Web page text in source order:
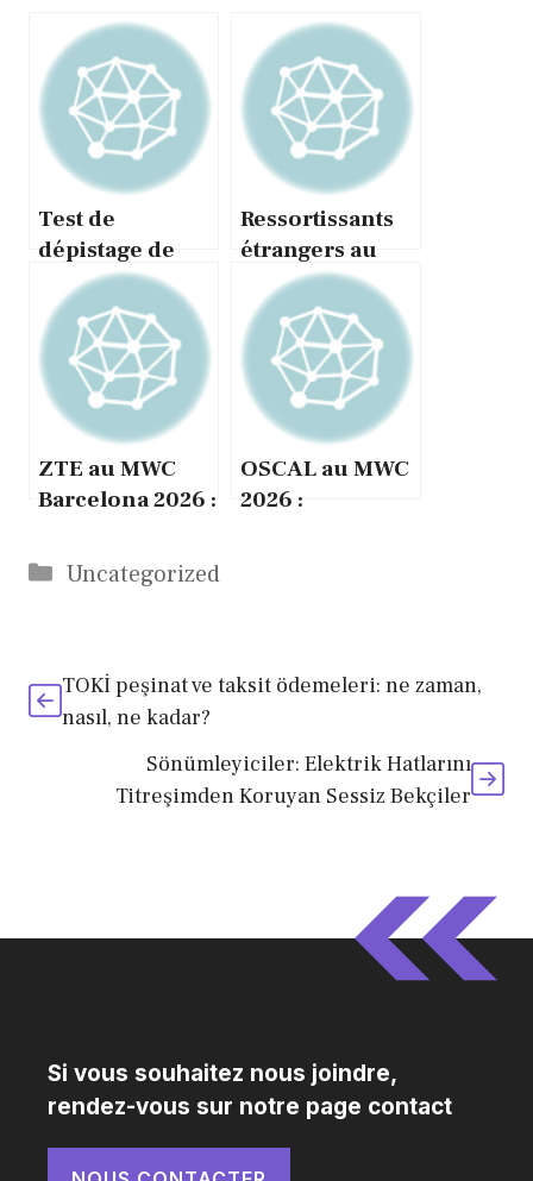
Test de
dépistage de
drogue :
jusqu’où peut-
on vraiment
faire confiance
aux résultats ?
Ressortissants
étrangers au
Moyen-Orient :
que faire en cas
de conflit
ZTE au MWC
Barcelona 2026 :
redessine les
OSCAL au MWC
2026 :
Catégories
Uncategorized
TOKİ peşinat ve taksit ödemeleri: ne zaman,
nasıl, ne kadar?
Sönümleyiciler: Elektrik Hatlarını
Titreşimden Koruyan Sessiz Bekçiler
Si vous souhaitez nous joindre,
rendez-vous sur notre page contact